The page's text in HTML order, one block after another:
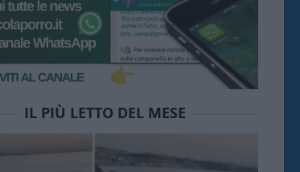
IL PIÙ LETTO DEL MESE